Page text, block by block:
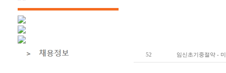
52 임신초기중절약 -